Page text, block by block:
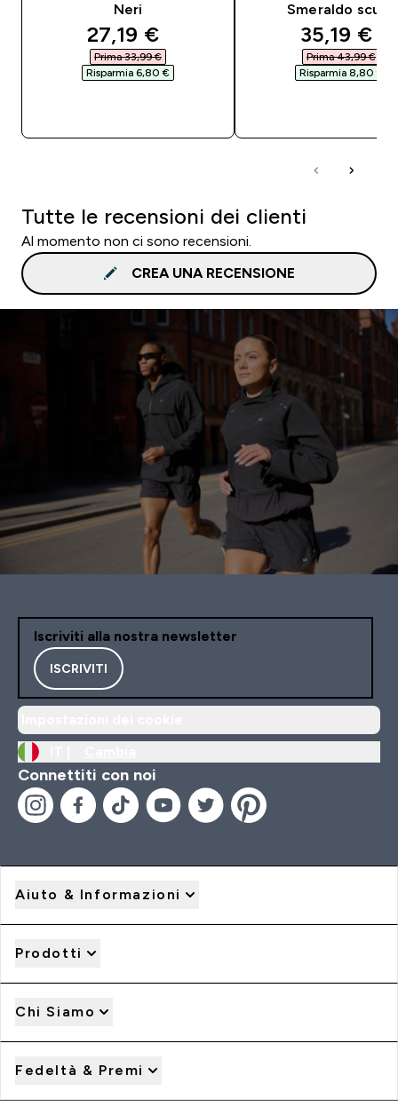
Neri
discounted price
27,19 €‎
Prima 33,99 €‎
Risparmia 6,80 €‎
Smeraldo scuro
35,19 €‎
Prima 43,99 €‎
Risparmia 8,80 €‎
Tutte le recensioni dei clienti
Al momento non ci sono recensioni.
CREA UNA RECENSIONE
Iscriviti alla nostra newsletter
ISCRIVITI
Connettiti con noi
Aiuto & Informazioni
Prodotti
Chi Siamo
Fedeltà & Premi